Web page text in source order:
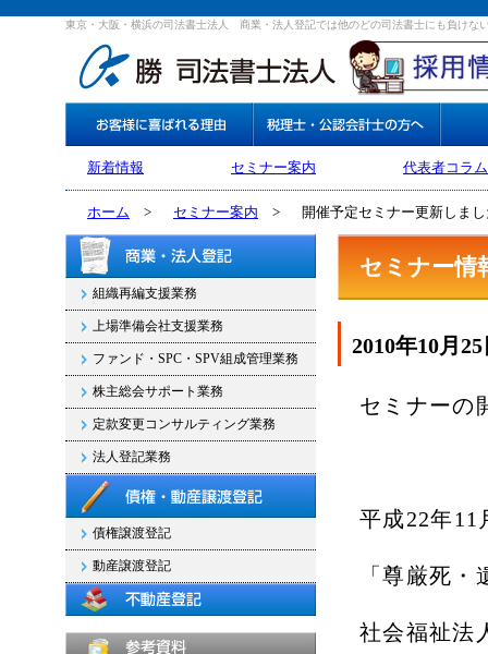
東京・大阪・横浜の司法書士法人 商業・法人登記では他のどの司法書士にも負けな
新着情報 セミナー案内 代表者コラム
ホーム > セミナー案内 > 開催予定セミナー更新しま
組織再編支援業務
上場準備会社支援業務
ファンド・SPC・SPV組成管理業務
株主総会サポート業務
定款変更コンサルティング業務
法人登記業務
債権譲渡登記
動産譲渡登記
セミナー情
2010年10月
セミナーの
平成22年11
「尊厳死
社会福祉法